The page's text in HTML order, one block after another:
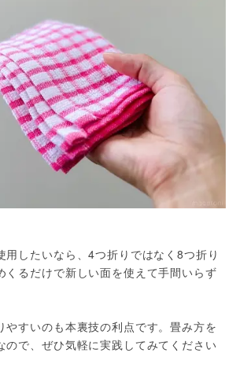
用したいなら、4つ折りではなく8つ折り
くるだけで新しい面を使えて手間いらず
やすいのも本裏技の利点です。畳み方を
ので、ぜひ気軽に実践してみてください